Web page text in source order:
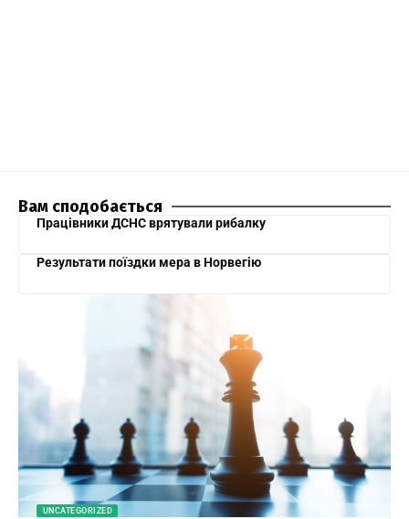
Вам сподобається
Працівники ДСНС врятували рибалку
Результати поїздки мера в Норвегію
UNCATEGORIZED